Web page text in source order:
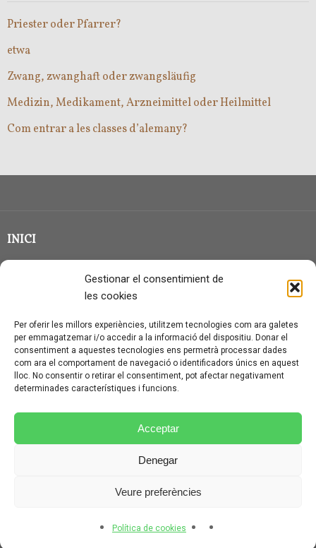
Gestionar el consentimient de
les cookies
Per oferir les millors experiències, utilitzem tecnologies com ara galetes
per emmagatzemar i/o accedir a la informació del dispositiu. Donar el
consentiment a aquestes tecnologies ens permetrà processar dades
com ara el comportament de navegació o identificadors únics en aquest
lloc. No consentir o retirar el consentiment, pot afectar negativament
determinades característiques i funcions.
Acceptar
Denegar
Veure preferències
Política de cookies
Priester oder Pfarrer?
etwa
Zwang, zwanghaft oder zwangsläufig
Medizin, Medikament, Arzneimittel oder Heilmittel
Com entrar a les classes d’alemany?
INICI
QUI SOC?
CONTACTE
AVÍS LEGAL I PROTECCIÓ DE DADES
POLÍTICA DE COOKIES (UE)
CONDICIONS PARTICULARS D’ÚS I CONTRACTACIÓ
POLÍTICA DE PRIVACITAT
ILLUSTRIOUS